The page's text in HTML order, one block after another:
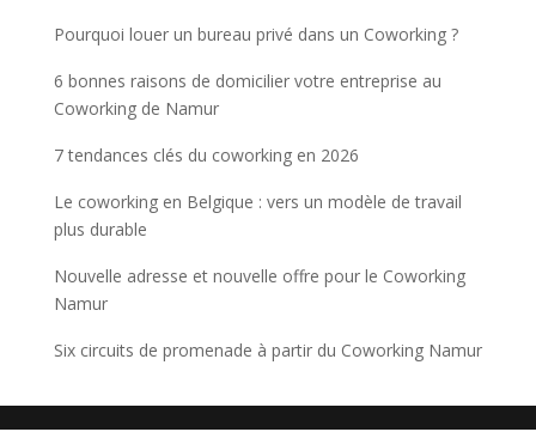
Pourquoi louer un bureau privé dans un Coworking ?
6 bonnes raisons de domicilier votre entreprise au
Coworking de Namur
7 tendances clés du coworking en 2026
Le coworking en Belgique : vers un modèle de travail
plus durable
Nouvelle adresse et nouvelle offre pour le Coworking
Namur
Six circuits de promenade à partir du Coworking Namur